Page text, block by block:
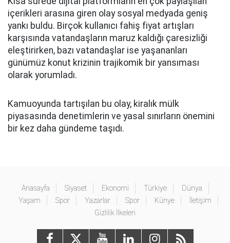
içerikleri arasına giren olay sosyal medyada geniş
yankı buldu. Birçok kullanıcı fahiş fiyat artışları
karşısında vatandaşların maruz kaldığı çaresizliği
eleştirirken, bazı vatandaşlar ise yaşananları
günümüz konut krizinin trajikomik bir yansıması
olarak yorumladı.
Kamuoyunda tartışılan bu olay, kiralık mülk
piyasasında denetimlerin ve yasal sınırların önemini
bir kez daha gündeme taşıdı.
Anasayfa Siyaset Ekonomi Türkiye
Dünya
Yaşam
Spor Yazarlar Spor Künye
İletişim
Gizlilik İlkeleri